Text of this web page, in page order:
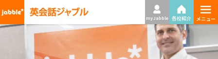
my Jabble 各校紹介 ≡
メニュー